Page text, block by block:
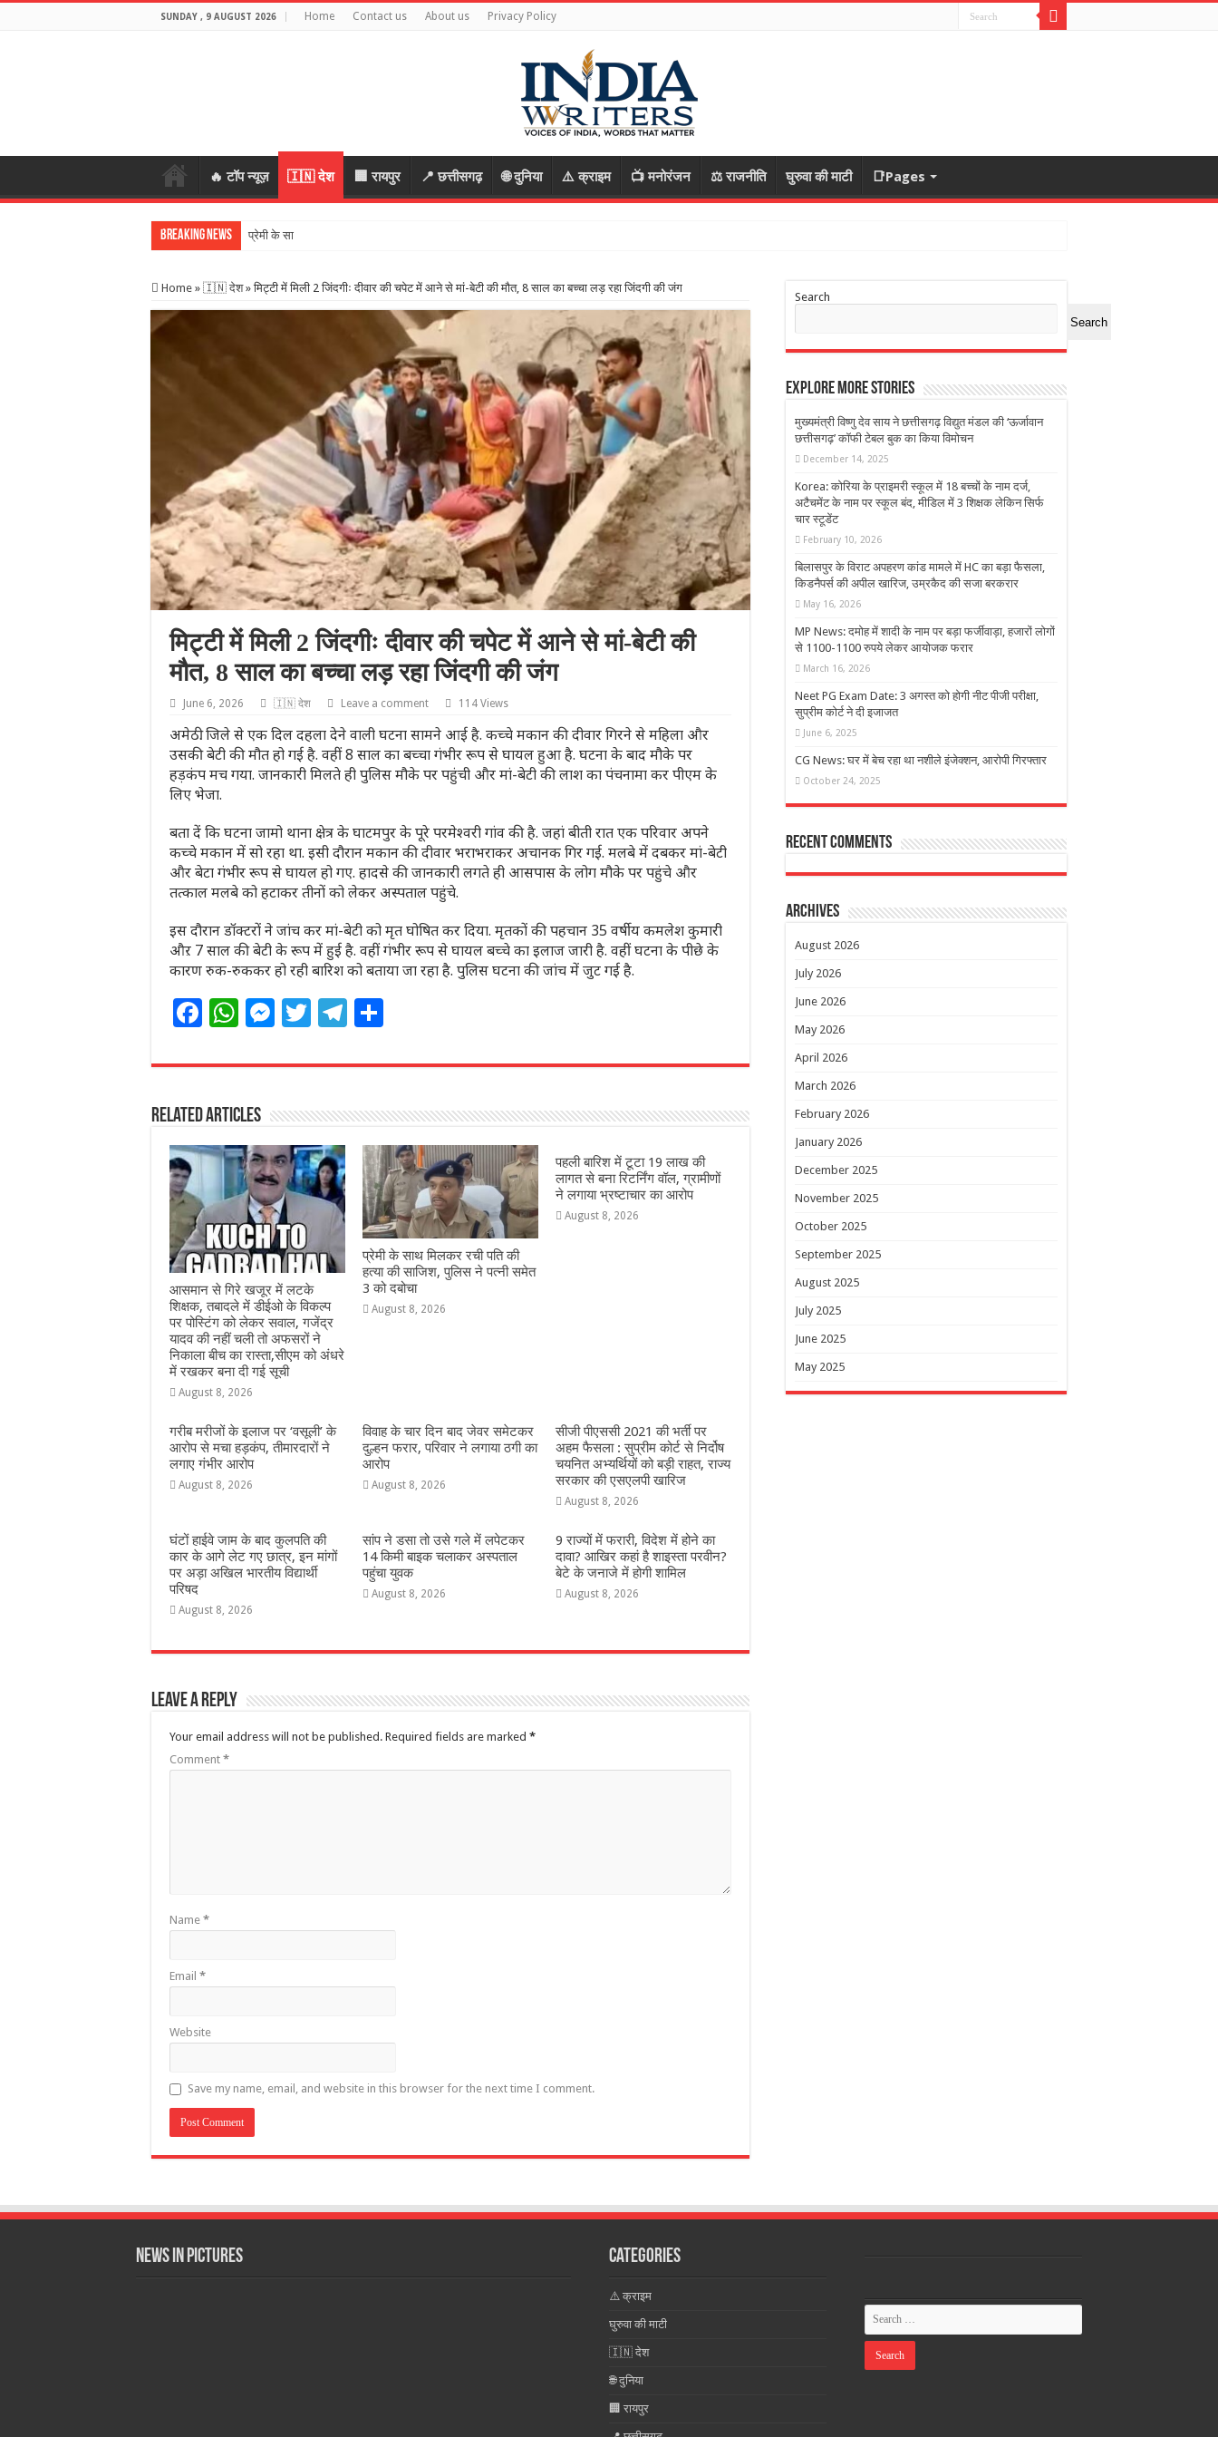
SUNDAY , 9 AUGUST 2026 Home Contact us About us Privacy Policy
🔥 टॉप न्यूज़ 🇮🇳 देश 🏢 रायपुर 📍 छत्तीसगढ़ 🌐 दुनिया ⚠️ क्राइम 📺 मनोरंजन ⚖️ राजनीति घुरुवा की माटी 📑Pages
Breaking News प्रेमी के साथ मिलकर रची पति की हत्या की साजिश, पुल
Home » 🇮🇳 देश » मिट्टी में मिली 2 जिंदगीः दीवार की चपेट में आने से मां-बेटी की मौत, 8 साल का बच्चा लड़ रहा जिंदगी की जंग
मिट्टी में मिली 2 जिंदगीः दीवार की चपेट में आने से मां-बेटी की
मौत, 8 साल का बच्चा लड़ रहा जिंदगी की जंग
June 6, 2026 🇮🇳 देश Leave a comment 114 Views
अमेठी. जिले से एक दिल दहला देने वाली घटना सामने आई है. कच्चे मकान की दीवार गिरने से महिला और
उसकी बेटी की मौत हो गई है. वहीं 8 साल का बच्चा गंभीर रूप से घायल हुआ है. घटना के बाद मौके पर
हड़कंप मच गया. जानकारी मिलते ही पुलिस मौके पर पहुंची और मां-बेटी की लाश का पंचनामा कर पीएम के
लिए भेजा.
बता दें कि घटना जामो थाना क्षेत्र के घाटमपुर के पूरे परमेश्वरी गांव की है. जहां बीती रात एक परिवार अपने
कच्चे मकान में सो रहा था. इसी दौरान मकान की दीवार भराभराकर अचानक गिर गई. मलबे में दबकर मां-बेटी
और बेटा गंभीर रूप से घायल हो गए. हादसे की जानकारी लगते ही आसपास के लोग मौके पर पहुंचे और
तत्काल मलबे को हटाकर तीनों को लेकर अस्पताल पहुंचे.
इस दौरान डॉक्टरों ने जांच कर मां-बेटी को मृत घोषित कर दिया. मृतकों की पहचान 35 वर्षीय कमलेश कुमारी
औऱ 7 साल की बेटी के रूप में हुई है. वहीं गंभीर रूप से घायल बच्चे का इलाज जारी है. वहीं घटना के पीछे के
कारण रुक-रुककर हो रही बारिश को बताया जा रहा है. पुलिस घटना की जांच में जुट गई है.
F
c
e
b
o
o
k
W
at
s
A
p
p
M
ss
n
g
e
r
T
itt
r
T
e
ra
m
ar
Related Articles
आसमान से गिरे खजूर में लटके
शिक्षक, तबादले में डीईओ के विकल्प
पर पोस्टिंग को लेकर सवाल, गजेंद्र
यादव की नहीं चली तो अफसरों ने
निकाला बीच का रास्ता,सीएम को अंधरे
में रखकर बना दी गई सूची
August 8, 2026
प्रेमी के साथ मिलकर रची पति की
हत्या की साजिश, पुलिस ने पत्नी समेत
3 को दबोचा
August 8, 2026
पहली बारिश में टूटा 19 लाख की
लागत से बना रिटर्निंग वॉल, ग्रामीणों
ने लगाया भ्रष्टाचार का आरोप
August 8, 2026
गरीब मरीजों के इलाज पर ‘वसूली’ के
आरोप से मचा हड़कंप, तीमारदारों ने
लगाए गंभीर आरोप
August 8, 2026
विवाह के चार दिन बाद जेवर समेटकर
दुल्हन फरार, परिवार ने लगाया ठगी का
आरोप
August 8, 2026
सीजी पीएससी 2021 की भर्ती पर
अहम फैसला : सुप्रीम कोर्ट से निर्दोष
चयनित अभ्यर्थियों को बड़ी राहत, राज्य
सरकार की एसएलपी खारिज
August 8, 2026
घंटों हाईवे जाम के बाद कुलपति की
कार के आगे लेट गए छात्र, इन मांगों
पर अड़ा अखिल भारतीय विद्यार्थी
परिषद
August 8, 2026
सांप ने डसा तो उसे गले में लपेटकर
14 किमी बाइक चलाकर अस्पताल
पहुंचा युवक
August 8, 2026
9 राज्‍यों में फरारी, व‍िदेश में होने का
दावा? आख‍िर कहां है शाइस्‍ता परवीन?
बेटे के जनाजे में होगी शामिल
August 8, 2026
Leave a Reply
Your email address will not be published. Required fields are marked *
Comment *
Name *
Email *
Website
Save my name, email, and website in this browser for the next time I comment.
Search
Search
Explore More Stories
मुख्यमंत्री विष्णु देव साय ने छत्तीसगढ़ विद्युत मंडल की ‘ऊर्जावान
छत्तीसगढ़’ कॉफी टेबल बुक का किया विमोचन
December 14, 2025
Korea: कोरिया के प्राइमरी स्कूल में 18 बच्चों के नाम दर्ज,
अटैचमेंट के नाम पर स्कूल बंद, मीडिल में 3 शिक्षक लेकिन सिर्फ
चार स्टूडेंट
February 10, 2026
बिलासपुर के विराट अपहरण कांड मामले में HC का बड़ा फैसला,
किडनैपर्स की अपील खारिज, उम्रकैद की सजा बरकरार
May 16, 2026
MP News: दमोह में शादी के नाम पर बड़ा फर्जीवाड़ा, हजारों लोगों
से 1100-1100 रुपये लेकर आयोजक फरार
March 16, 2026
Neet PG Exam Date: 3 अगस्त को होगी नीट पीजी परीक्षा,
सुप्रीम कोर्ट ने दी इजाजत
June 6, 2025
CG News: घर में बेच रहा था नशीले इंजेक्शन, आरोपी गिरफ्तार
October 24, 2025
Recent Comments
Archives
August 2026
July 2026
June 2026
May 2026
April 2026
March 2026
February 2026
January 2026
December 2025
November 2025
October 2025
September 2025
August 2025
July 2025
June 2025
May 2025
News in Pictures Categories
⚠️ क्राइम
घुरुवा की माटी
🇮🇳 देश
🌐 दुनिया
🏢 रायपुर